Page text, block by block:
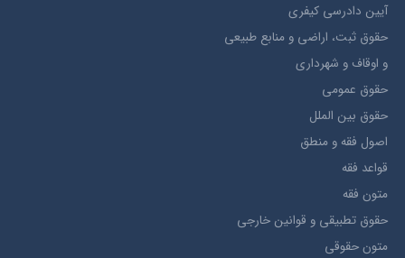
آيین دادرسی کیفری
حقوق ثبت، اراضي و منابع طبيعي
و اوقاف و شهرداری
حقوق عمومی
حقوق بين الملل
اصول فقه و منطق
قواعد فقه
متون فقه
حقوق تطبيقي و قوانین خارجی
متون حقوقي